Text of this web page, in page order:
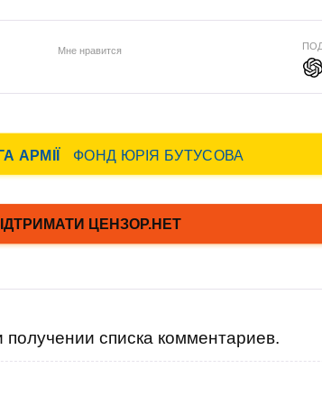
Мне нравится
списка комментариев.